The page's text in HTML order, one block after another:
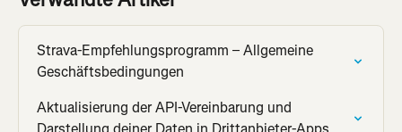
Strava-Empfehlungsprogramm – Allgemeine
Geschäftsbedingungen
Aktualisierung der API-Vereinbarung und